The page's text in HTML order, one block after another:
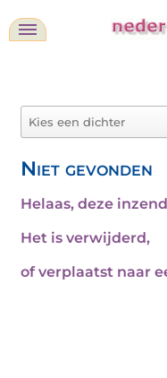
Niet gevonden
Helaas, deze
Het is verwijderd,
of verplaatst naar